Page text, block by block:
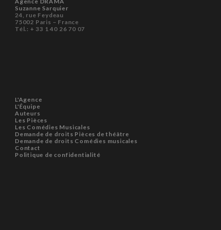
Suzanne Sarquier
24, rue Feydeau
75002 Paris – France
Tél.: + 33 1 40 26 70 07
L'Agence
L'Équipe
Auteurs
Les Pièces
Les Comédies Musicales
Demande de droits Pièces de théâtre
Demande de droits Comédies musicales
Contact
Politique de confidentialité